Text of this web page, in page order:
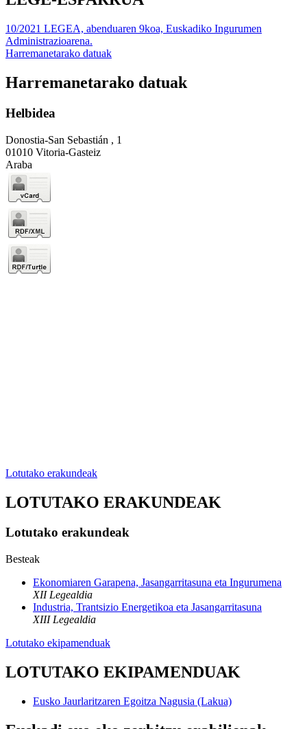
10/2021 LEGEA, abenduaren 9koa, Euskadiko Ingurumen
Administrazioarena.
Harremanetarako datuak
Harremanetarako datuak
Helbidea
Donostia-San Sebastián , 1
01010 Vitoria-Gasteiz
Araba
Lotutako erakundeak
LOTUTAKO ERAKUNDEAK
Lotutako erakundeak
Besteak
Ekonomiaren Garapena, Jasangarritasuna eta Ingurumena
XII Legealdia
Industria, Trantsizio Energetikoa eta Jasangarritasuna
XIII Legealdia
Lotutako ekipamenduak
LOTUTAKO EKIPAMENDUAK
Eusko Jaurlaritzaren Egoitza Nagusia (Lakua)